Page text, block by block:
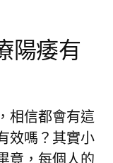
陽痿有
相信都會有這
效嗎？其實小
竟，每個人的